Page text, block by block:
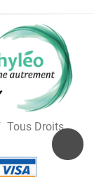
Tous Droits